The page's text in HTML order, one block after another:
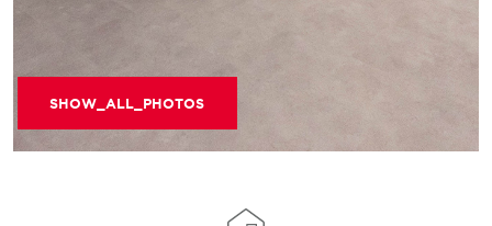
SHOW_ALL_PHOTOS